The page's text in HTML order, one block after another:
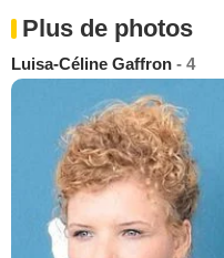
Plus de photos
Luisa-Céline Gaffron - 4